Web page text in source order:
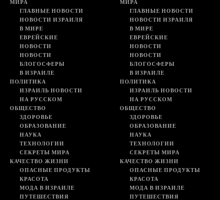
МИРА
ГЛАВНЫЕ НОВОСТИ
НОВОСТИ ИЗРАИЛЯ
В МИРЕ
ЕВРЕЙСКИЕ
НОВОСТИ
НОВОСТИ
БЛОГОСФЕРЫ
В ИЗРАИЛЕ
ПОЛИТИКА
ИЗРАИЛЬ НОВОСТИ
НА РУССКОМ
ОБЩЕСТВО
ЗДОРОВЬЕ
ОБРАЗОВАНИЕ
НАУКА
ТЕХНОЛОГИИ
СЕКРЕТЫ МИРА
КАЧЕСТВО ЖИЗНИ
ОПАСНЫЕ ПРОДУКТЫ
КРАСОТА
МОДА В ИЗРАИЛЕ
ПУТЕШЕСТВИЯ
МИРА
ГЛАВНЫЕ НОВОСТИ
НОВОСТИ ИЗРАИЛЯ
В МИРЕ
ЕВРЕЙСКИЕ
НОВОСТИ
НОВОСТИ
БЛОГОСФЕРЫ
В ИЗРАИЛЕ
ПОЛИТИКА
ИЗРАИЛЬ НОВОСТИ
НА РУССКОМ
ОБЩЕСТВО
ЗДОРОВЬЕ
ОБРАЗОВАНИЕ
НАУКА
ТЕХНОЛОГИИ
СЕКРЕТЫ МИРА
КАЧЕСТВО ЖИЗНИ
ОПАСНЫЕ ПРОДУКТЫ
КРАСОТА
МОДА В ИЗРАИЛЕ
ПУТЕШЕСТВИЯ